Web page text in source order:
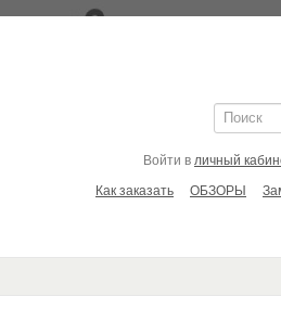
Войти в личный
Как заказать
ОБЗОРЫ